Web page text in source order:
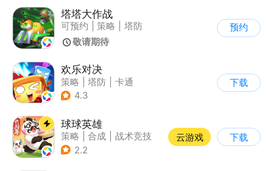
塔塔大作战
可预约 策略
塔防
| 卡通
敬请期待
预约
欢乐对决
策略 塔防
卡通
| 卡牌
4.3
下载
球球英雄
策略 合成
战术竞技
| 创酷
2.2
云游戏 下载